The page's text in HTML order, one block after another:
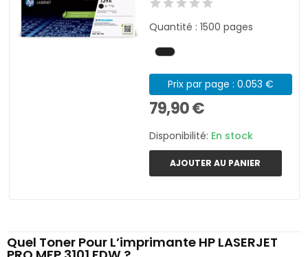
Quantité : 1500 pages
Prix par page : 0.053 €
79,90 €
Disponibilité: En stock
AJOUTER AU PANIER
Quel Toner Pour L’imprimante HP LASERJET